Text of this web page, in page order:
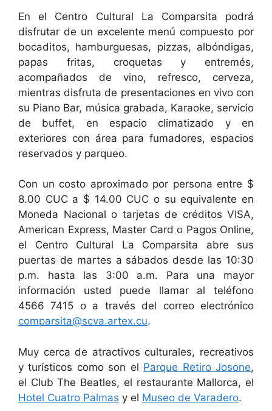
En el Centro Cultural La Comparsita podrá
disfrutar de un excelente menú compuesto por
bocaditos, hamburguesas, pizzas, albóndigas,
papas fritas, croquetas y entremés,
acompañados de vino, refresco, cerveza,
mientras disfruta de presentaciones en vivo con
su Piano Bar, música grabada, Karaoke, servicio
de buffet, en espacio climatizado y en
exteriores con área para fumadores, espacios
reservados y parqueo.
Con un costo aproximado por persona entre $
8.00 CUC a $ 14.00 CUC o su equivalente en
Moneda Nacional o tarjetas de créditos VISA,
American Express, Master Card o Pagos Online,
el Centro Cultural La Comparsita abre sus
puertas de martes a sábados desde las 10:30
p.m. hasta las 3:00 a.m. Para una mayor
información usted puede llamar al teléfono
4566 7415 o a través del correo electrónico
comparsita@scva.artex.cu.
Muy cerca de atractivos culturales, recreativos
y turísticos como son el Parque Retiro Josone,
el Club The Beatles, el restaurante Mallorca, el
Hotel Cuatro Palmas y el Museo de Varadero.